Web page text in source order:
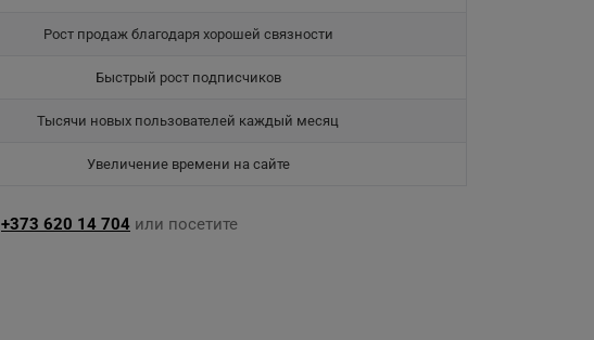
Рост продаж благодаря хорошей связности
Быстрый рост подписчиков
Тысячи новых пользователей каждый месяц
Увеличение времени на сайте
+373 620 14 704 или посетите